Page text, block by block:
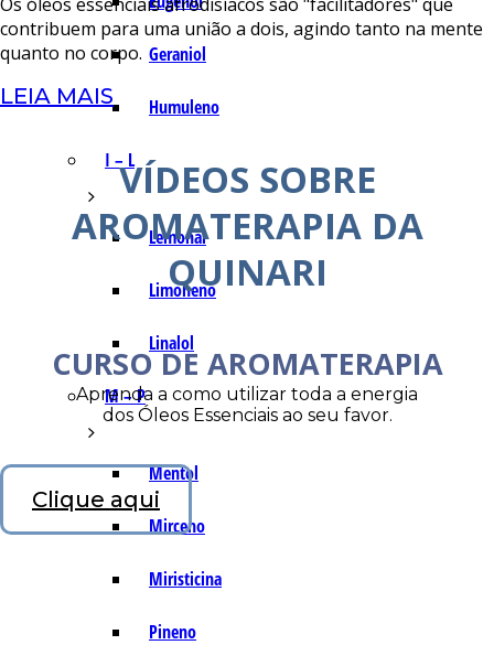
Geraniol
Humuleno
I – L
Lemonal
Limoneno
Linalol
M – P
Mentol
Mirceno
Miristicina
Pineno
contribuem para uma união a dois, agindo tanto na mente
quanto no corpo.
LEIA MAIS
VÍDEOS SOBRE
AROMATERAPIA DA
QUINARI
CURSO DE AROMATERAPIA
Aprenda a como utilizar toda a energia
dos Óleos Essenciais ao seu favor.
Clique aqui